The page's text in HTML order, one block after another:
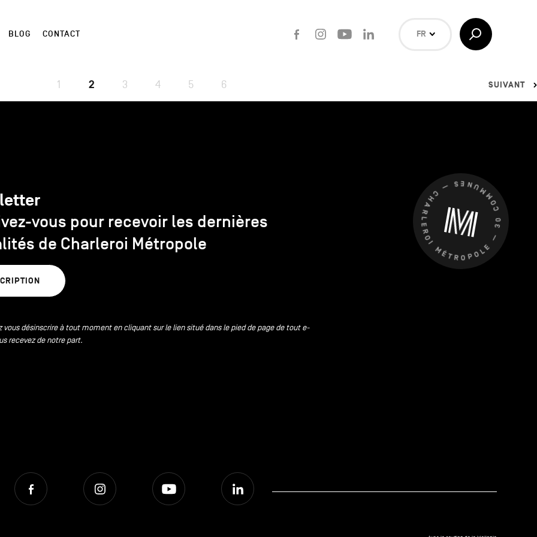
BLOG CONTACT
FacebookInstagramYoutube
FR
Afficher/Masquer
la
Recherche
1 2 3 4 5 6 SUIVANT
CHARLEROI MÉTROPOLE — 30 COMMUNES —
vous pour recevoir les dernières
de Charleroi Métropole
vous désinscrire à tout moment en cliquant sur le lien situé dans le pied de page de tout e-
recevez de notre part.
Facebook Instagram